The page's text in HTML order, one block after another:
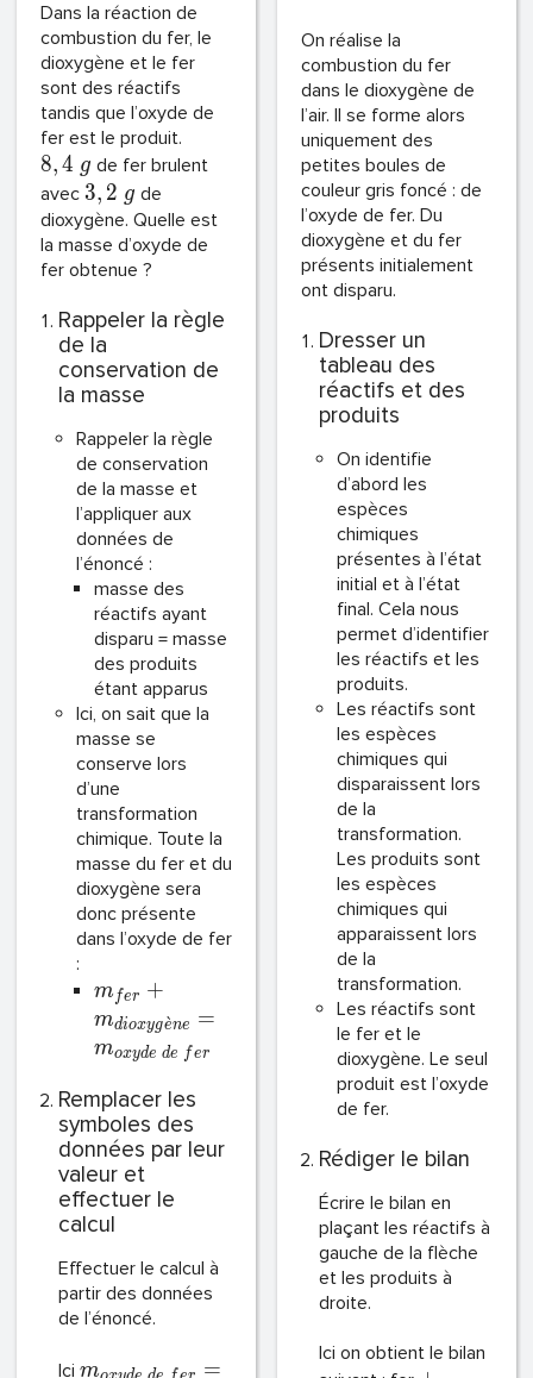
Dans la réaction de
combustion du fer, le
dioxygène et le fer
sont des réactifs
tandis que l’oxyde de
fer est le produit.
8,4 g de fer brulent
avec 3, 2 g de
dioxygène. Quelle est
la masse d’oxyde de
fer obtenue ?
Rappeler la règle
de la
conservation de
la masse
Rappeler la règle
de conservation
de la masse et
l’appliquer aux
données de
l’énoncé :
masse des
réactifs ayant
disparu = masse
des produits
étant apparus
Ici, on sait que la
masse se
conserve lors
d’une
transformation
chimique. Toute la
masse du fer et du
dioxygène sera
donc présente
dans l’oxyde de fer
:
m fer +
mdioxyge
ˋne =
moxyde de fer
Remplacer les
symboles des
données par leur
valeur et
effectuer le
calcul
Effectuer le calcul à
partir des données
de l’énoncé.
Ici m =
On réalise la
combustion du fer
dans le dioxygène de
l’air. Il se forme alors
uniquement des
petites boules de
couleur gris foncé : de
l’oxyde de fer. Du
dioxygène et du fer
présents initialement
ont disparu.
Dresser un
tableau des
réactifs et des
produits
On identifie
d’abord les
espèces
chimiques
présentes à l’état
initial et à l’état
final. Cela nous
permet d’identifier
les réactifs et les
produits.
Les réactifs sont
les espèces
chimiques qui
disparaissent lors
de la
transformation.
Les produits sont
les espèces
chimiques qui
apparaissent lors
de la
transformation.
Les réactifs sont
le fer et le
dioxygène. Le seul
produit est l’oxyde
de fer.
Rédiger le bilan
Écrire le bilan en
plaçant les réactifs à
gauche de la flèche
et les produits à
droite.
Ici on obtient le bilan